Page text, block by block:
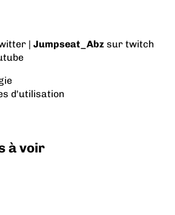
|Jumpseat_Abz sur twitch
d'utilisation
à voir